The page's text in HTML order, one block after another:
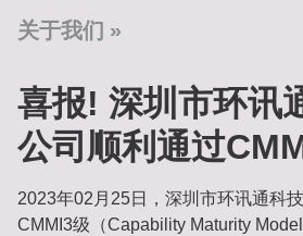
关于我们
喜报! 深圳市环讯
公司顺利通过
2023年02月25日，深圳市环讯通科
CMMI3级（Capability Maturity